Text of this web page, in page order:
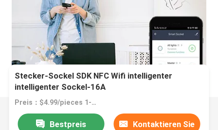
Stecker-Sockel SDK NFC Wifi intelligenter
intelligenter Sockel-16A
Preis：$4.99/pieces 1-99 pieces
Bestpreis Kontaktieren Sie